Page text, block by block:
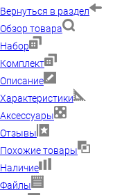
Вернуться в раздел
Обзор товара
Набор
Комплект
Описание
Характеристики
Аксессуары
Отзывы
Похожие товары
Наличие
Файлы